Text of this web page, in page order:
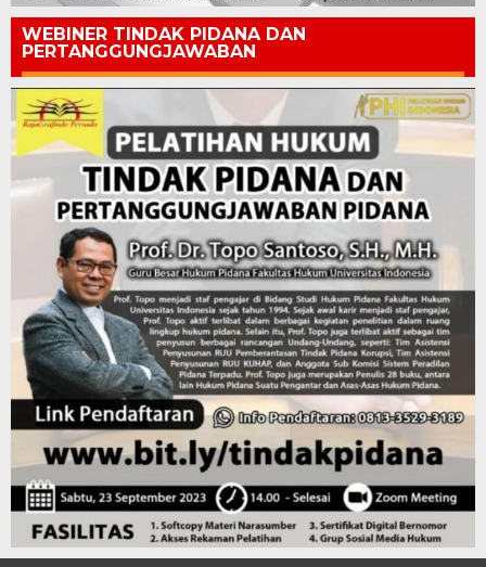
WEBINER TINDAK PIDANA DAN
PERTANGGUNGJAWABAN